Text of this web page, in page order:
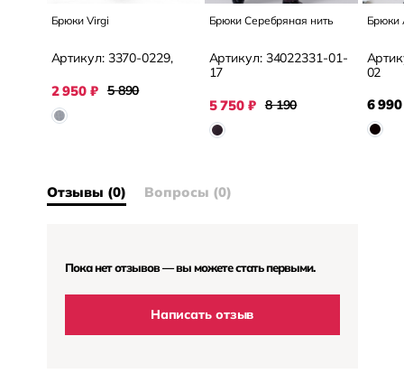
Брюки Virgi
Артикул: 3370-0229,
2 950 ₽ 5 890
Брюки Серебряная нить
Артикул: 34022331-01-
17
5 750 ₽ 8 190
Брюки
02
6 990
Отзывы (0) Вопросы (0)
Пока нет отзывов — вы можете стать первыми.
Написать отзыв